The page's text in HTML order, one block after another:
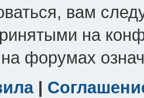
вам
на
на форумах
|